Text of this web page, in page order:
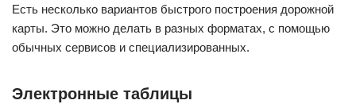
Есть несколько вариантов быстрого построения дорожной
карты. Это можно делать в разных форматах, с помощью
обычных сервисов и специализированных.
Электронные таблицы